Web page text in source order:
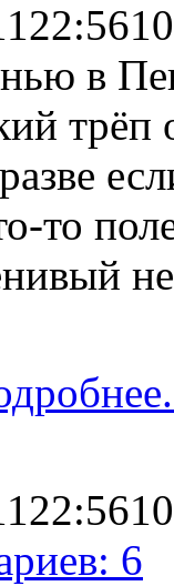
22:56
в
то
22:56
6